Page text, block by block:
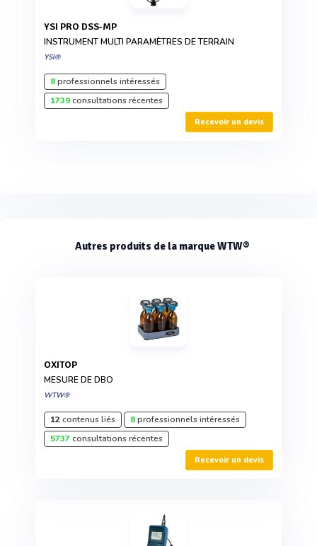
YSI PRO DSS-MP
INSTRUMENT MULTI PARAMÈTRES DE TERRAIN
YSI®
8professionnels intéressés
1739consultations récentes
Recevoir un devis
Autres produits de la marque WTW®
OXITOP
MESURE DE DBO
WTW®
12contenus liés 8professionnels intéressés
5737consultations récentes
Recevoir un devis